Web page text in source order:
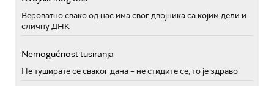
Вероватно свако од нас има свог двојника са којим дели и
сличну ДНК
Nemogućnost tusiranja
Не туширате се сваког дана – не стидите се, то је здраво